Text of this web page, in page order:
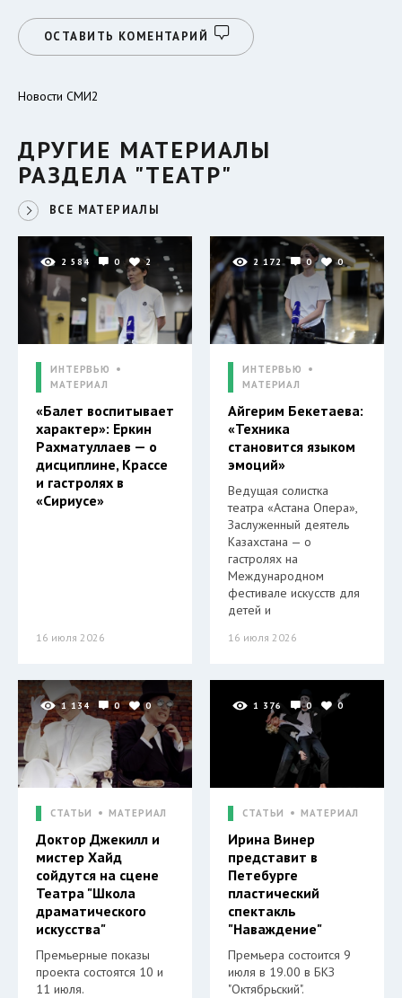
ОСТАВИТЬ КОМЕНТАРИЙ
Новости СМИ2
ДРУГИЕ МАТЕРИАЛЫ
РАЗДЕЛА "ТЕАТР"
ВСЕ МАТЕРИАЛЫ
2 584 0 2
ИНТЕРВЬЮ
МАТЕРИАЛ
«Балет воспитывает
характер»: Еркин
Рахматуллаев — о
дисциплине, Крассе
и гастролях в
«Сириусе»
16 июля 2026
2 172 0 0
ИНТЕРВЬЮ
МАТЕРИАЛ
Айгерим Бекетаева:
«Техника
становится языком
эмоций»
Ведущая солистка
театра «Астана Опера»,
Заслуженный деятель
Казахстана — о
гастролях на
Международном
фестивале искусств для
детей и
16 июля 2026
1 134 0 0
СТАТЬИ МАТЕРИАЛ
Доктор Джекилл и
мистер Хайд
сойдутся на сцене
Театра "Школа
драматического
искусства"
Премьерные показы
проекта состоятся 10 и
11 июля.
1 376 0 0
СТАТЬИ МАТЕРИАЛ
Ирина Винер
представит в
Петебурге
пластический
спектакль
"Наваждение"
Премьера состоится 9
июля в 19.00 в БКЗ
"Октябрьский".